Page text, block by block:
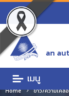
an
เมนู
Home ข่าว/ความเคลื่